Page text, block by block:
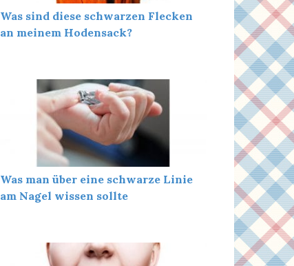
Was sind diese schwarzen Flecken
an meinem Hodensack?
Was man über eine schwarze Linie
am Nagel wissen sollte